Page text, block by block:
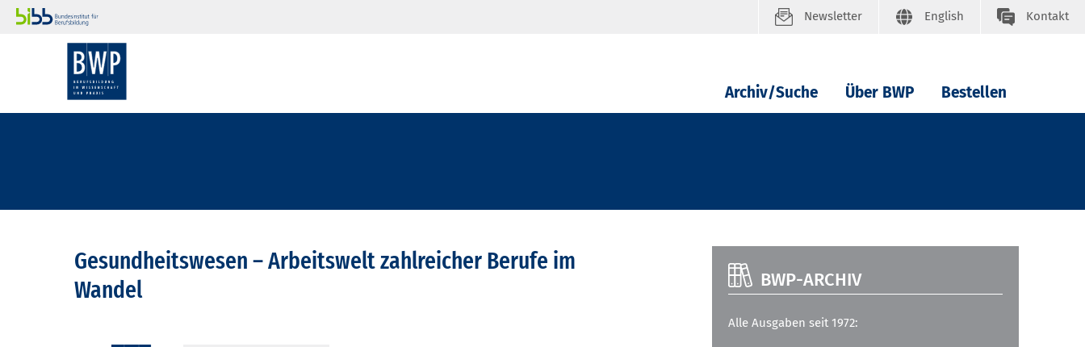
Newsletter English Kontakt
Archiv/Suche Über BWP Bestellen
Gesundheitswesen – Arbeitswelt zahlreicher Berufe im
Wandel
BWP-ARCHIV
Alle Ausgaben seit 1972: